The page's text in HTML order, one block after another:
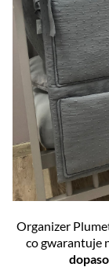
Organizer
co gwarantuje